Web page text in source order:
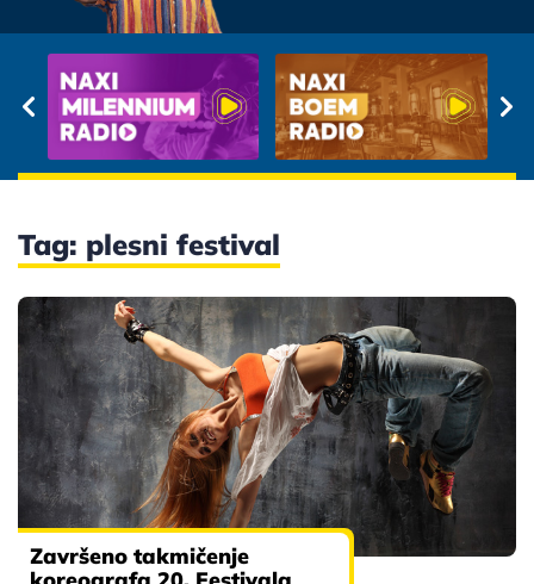
Tag: plesni festival
Završeno takmičenje